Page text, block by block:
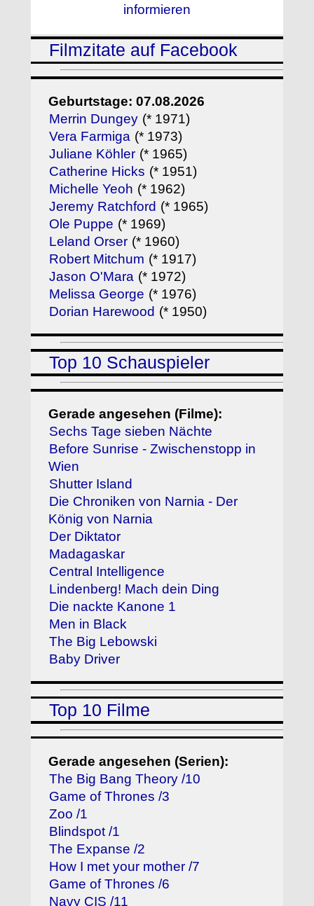
informieren
Filmzitate auf Facebook
Geburtstage: 07.08.2026
Merrin Dungey (* 1971)
Vera Farmiga (* 1973)
Juliane Köhler (* 1965)
Catherine Hicks (* 1951)
Michelle Yeoh (* 1962)
Jeremy Ratchford (* 1965)
Ole Puppe (* 1969)
Leland Orser (* 1960)
Robert Mitchum (* 1917)
Jason O'Mara (* 1972)
Melissa George (* 1976)
Dorian Harewood (* 1950)
Top 10 Schauspieler
Gerade angesehen (Filme):
Sechs Tage sieben Nächte
Before Sunrise - Zwischenstopp in
Wien
Shutter Island
Die Chroniken von Narnia - Der
König von Narnia
Der Diktator
Madagaskar
Central Intelligence
Lindenberg! Mach dein Ding
Die nackte Kanone 1
Men in Black
The Big Lebowski
Baby Driver
Top 10 Filme
Gerade angesehen (Serien):
The Big Bang Theory /10
Game of Thrones /3
Zoo /1
Blindspot /1
The Expanse /2
How I met your mother /7
Game of Thrones /6
Navy CIS /11